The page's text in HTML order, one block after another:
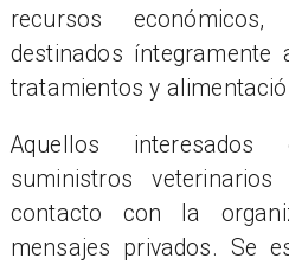
recursos
destinados íntegramente
tratamientos y
Aquellos
suministros
contacto con la
mensajes privados. Se